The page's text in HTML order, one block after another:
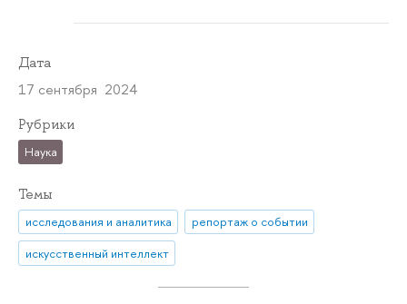
Дата
17 сентября 2024
Рубрики
Наука
Темы
исследования и аналитика
репортаж о событии
искусственный интеллект